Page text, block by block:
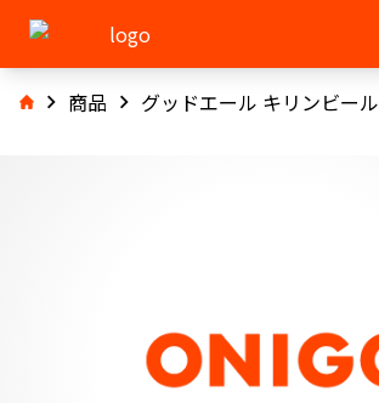
商品 グッドエール キリンビール